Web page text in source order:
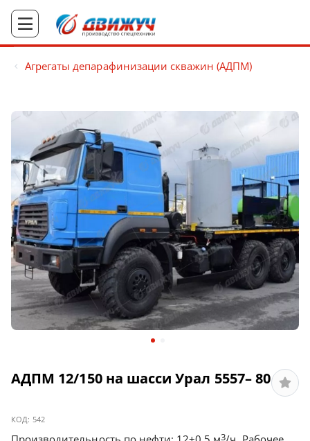
Агрегаты депарафинизации скважин (АДПМ)
АДПМ 12/150 на шасси Урал 5557– 80
КОД: 542
3